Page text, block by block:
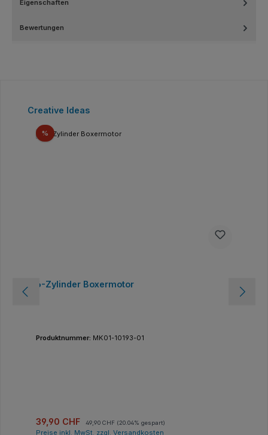
Eigenschaften
Bewertungen
Produktgalerie überspringen
Creative Ideas
%Rabatt
6-Zylinder Boxermotor
Produktnummer: MK01-10193-01
Verkaufspreis:
39,90 CHF 49,90 CHF (20.04% gespart)
Preise inkl. MwSt. zzgl. Versandkosten